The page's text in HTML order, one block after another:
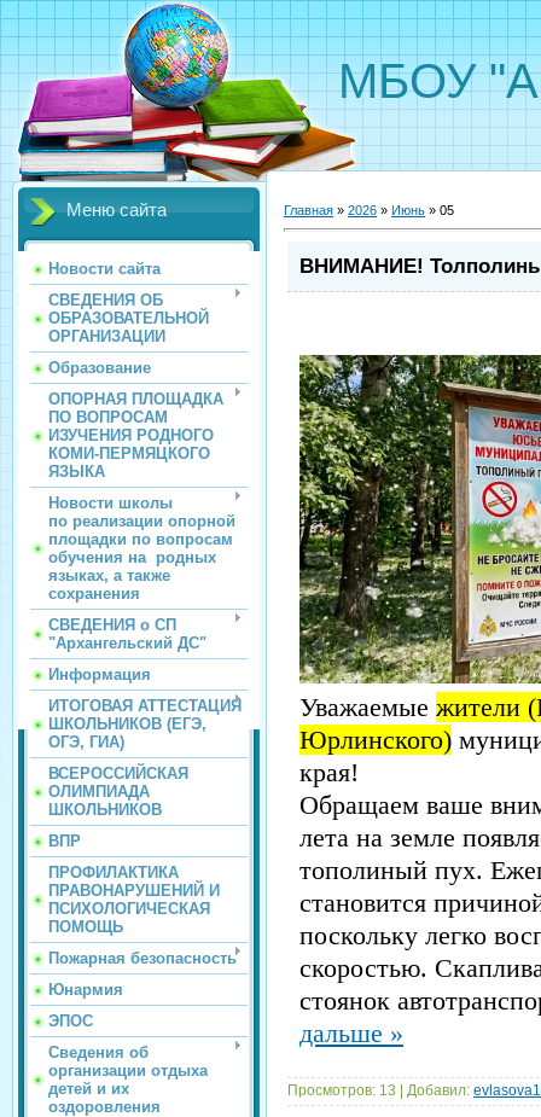
МБОУ
Меню сайта
Новости сайта
СВЕДЕНИЯ ОБ
ОБРАЗОВАТЕЛЬНОЙ
ОРГАНИЗАЦИИ
Образование
ОПОРНАЯ ПЛОЩАДКА
ПО ВОПРОСАМ
ИЗУЧЕНИЯ РОДНОГО
КОМИ-ПЕРМЯЦКОГО
ЯЗЫКА
Новости школы
по реализации опорной
площадки по вопросам
обучения на родных
языках, а также
сохранения
СВЕДЕНИЯ о СП
"Архангельский ДС"
Информация
ИТОГОВАЯ АТТЕСТАЦИЯ
ШКОЛЬНИКОВ (ЕГЭ,
ОГЭ, ГИА)
ВСЕРОССИЙСКАЯ
ОЛИМПИАДА
ШКОЛЬНИКОВ
ВПР
ПРОФИЛАКТИКА
ПРАВОНАРУШЕНИЙ И
ПСИХОЛОГИЧЕСКАЯ
ПОМОЩЬ
Пожарная безопасность
Юнармия
ЭПОС
Сведения об
организации отдыха
детей и их
оздоровления
Главная » 2026 » Июнь » 05
ВНИМАНИЕ!
Уважаемые жители
Юрлинского)
края!
Обращаем ваше
лета на земле
тополиный пух.
становится
поскольку легко
скоростью.
стоянок
дальше »
Просмотров: 13 Добавил: